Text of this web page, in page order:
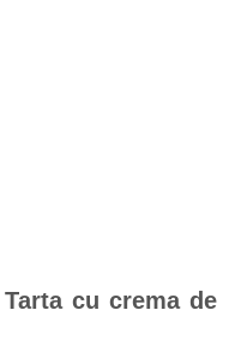
cu crema de